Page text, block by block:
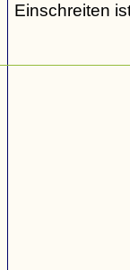
Einschreiten